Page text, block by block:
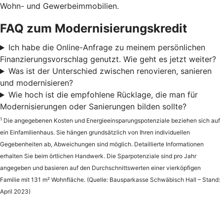
Wohn- und Gewerbeimmobilien.
FAQ zum Modernisierungskredit
Ich habe die Online-Anfrage zu meinem persönlichen
Finanzierungsvorschlag genutzt. Wie geht es jetzt weiter?
Was ist der Unterschied zwischen renovieren, sanieren
und modernisieren?
Wie hoch ist die empfohlene Rücklage, die man für
Modernisierungen oder Sanierungen bilden sollte?
1 Die angegebenen Kosten und Energieeinsparungspotenziale beziehen sich auf
ein Einfamilienhaus. Sie hängen grundsätzlich von Ihren individuellen
Gegebenheiten ab, Abweichungen sind möglich. Detaillierte Informationen
erhalten Sie beim örtlichen Handwerk. Die Sparpotenziale sind pro Jahr
angegeben und basieren auf den Durchschnittswerten einer vierköpfigen
Familie mit 131 m² Wohnfläche. (Quelle: Bausparkasse Schwäbisch Hall – Stand:
April 2023)